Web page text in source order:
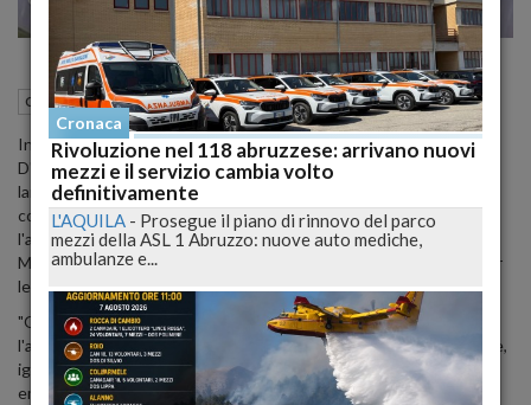
MILANO
Cronaca L'Aquila (AQ) 29 Agosto 2024 14:59
In una conferenza stampa tenuta oggi, il Capogruppo Luciano
D'Amico, insieme ai consiglieri regionali del Patto per l'Abruzzo, ha
lanciato un allerta sull'attuale situazione in Abruzzo, definendola
come un'emergenza democratica e morale. Secondo D'Amico,
l'approvazione dell'Assestamento di Bilancio da parte della Giunta
Marsilio rappresenta un grave fallimento per l'Ente regionale e per
le sue funzioni istituzionali.
"Quanto accaduto ieri è squalificante per la Regione e dimostra
l'arroganza della Giunta Marsilio nell'utilizzo delle risorse pubbliche,
ignorando le reali esigenze dei cittadini e le criticità divenute
emergenze dopo sei anni di governo centrodestra", ha dichiarato
Cronaca
Rivoluzione nel 118 abruzzese: arrivano nuovi
mezzi e il servizio cambia volto
definitivamente
L'AQUILA - Prosegue il piano di rinnovo del parco
mezzi della ASL 1 Abruzzo: nuove auto mediche,
ambulanze e...